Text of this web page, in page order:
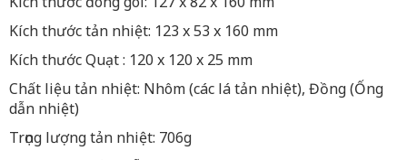
Kích thước tản nhiệt: 123 x 53 x 160 mm
Kích thước Quạt : 120 x 120 x 25 mm
Chất liệu tản nhiệt: Nhôm (các lá tản nhiệt), Đồng (Ống
dẫn nhiệt)
Trọng lượng tản nhiệt: 706g